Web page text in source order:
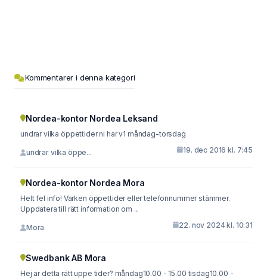
Kommentarer i denna kategori
Nordea-kontor Nordea Leksand
undrar vilka öppettider ni har v1 måndag-torsdag
undrar vilka öppe... 19. dec 2016 kl. 7:45
Nordea-kontor Nordea Mora
Helt fel info! Varken öppettider eller telefonnummer stämmer.
Uppdatera till rätt information om ...
Mora 22. nov 2024 kl. 10:31
Swedbank AB Mora
Hej är detta rätt uppe tider? måndag10.00 - 15.00 tisdag10.00 -